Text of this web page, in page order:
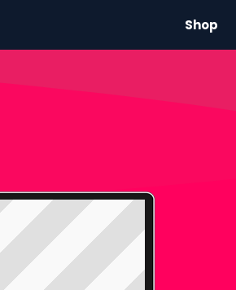
Shop